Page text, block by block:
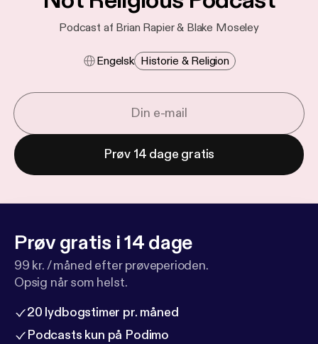
Podcast af Brian Rapier & Blake Moseley
Engelsk Historie & Religion
Prøv 14 dage gratis
Prøv gratis i 14 dage
99 kr. / måned efter prøveperioden.
Opsig når som helst.
20 lydbogstimer pr. måned
Podcasts kun på Podimo